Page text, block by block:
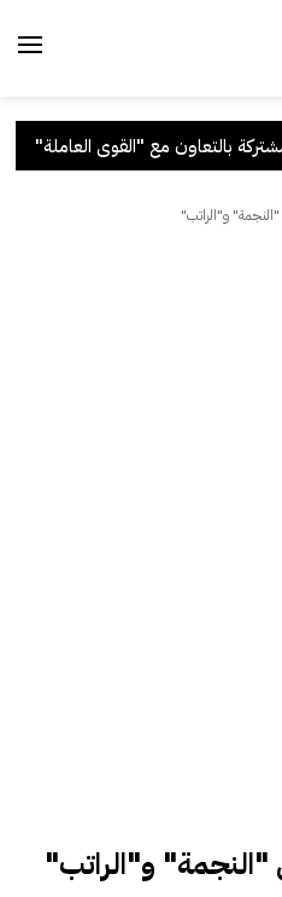
و"الراتب"
"النجمة" و"الراتب"